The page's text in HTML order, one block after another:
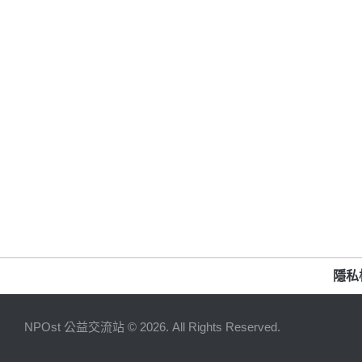
隱
NPOst 公益交流站 © 2026. All Rights Reserved.